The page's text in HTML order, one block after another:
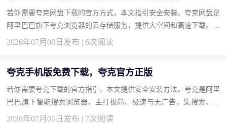
若你需要夸克网盘下载的官方方式，本文指引安全安装。夸克网盘是
阿里巴巴旗下夸克浏览器的云存储服务，提供大空间和高速下载。按
此获取正版。 下载地址：夸克网盘官方下载 为什么选择夸克网盘...
2026年07月08日发布 | 6次阅读
夸克手机版免费下载，夸克官方正版
若你需要夸克下载的官方指引，本文提供安全安装方法。夸克是阿里
巴巴旗下智能搜索浏览器，主打极简、极速与无广告，集搜索、网
盘、扫描于一体。按此获取正版，享受清爽浏览。 下载地址：夸克
2026年07月05日发布 | 7次阅读